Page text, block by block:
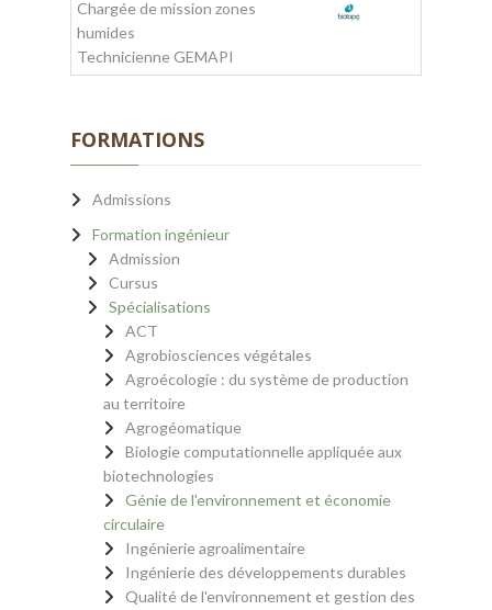
Chargée de mission zones
humides
Technicienne GEMAPI
FORMATIONS
Admissions
Formation ingénieur
Admission
Cursus
Spécialisations
ACT
Agrobiosciences végétales
Agroécologie : du système de production
au territoire
Agrogéomatique
Biologie computationnelle appliquée aux
biotechnologies
Génie de l'environnement et économie
circulaire
Ingénierie agroalimentaire
Ingénierie des développements durables
Qualité de l'environnement et gestion des